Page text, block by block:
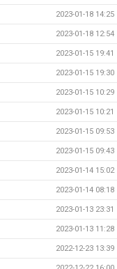
2023-01-18 14:25
2023-01-18 12:54
2023-01-15 19:41
2023-01-15 19:30
2023-01-15 10:29
2023-01-15 10:21
2023-01-15 09:53
2023-01-15 09:43
2023-01-14 15:02
2023-01-14 08:18
2023-01-13 23:31
2023-01-13 11:28
2022-12-23 13:39